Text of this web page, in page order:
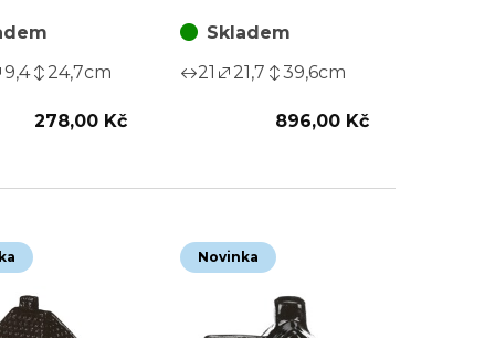
9,4 24,7cm
278,00 Kč
zelený
Skladem
21
21,7 39,6cm
896,00 Kč
Novinka